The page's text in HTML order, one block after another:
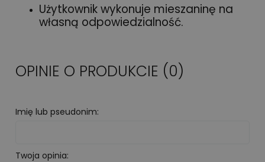
Użytkownik wykonuje mieszaninę na
własną odpowiedzialność.
OPINIE O PRODUKCIE (0)
Imię lub pseudonim:
Twoja opinia: